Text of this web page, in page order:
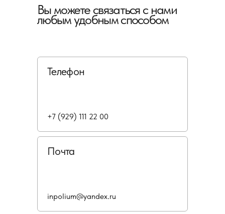
Вы можете связаться с нами
любым удобным способом
Телефон
Почта
+7 (929) 111 22 00
inpolium@yandex.ru